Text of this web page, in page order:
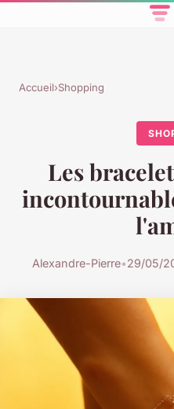
Accueil›Shopping
Les
Alexandre-Pierre•29/05/